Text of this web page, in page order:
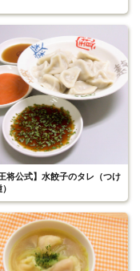
将公式】水餃子のタレ（つけ